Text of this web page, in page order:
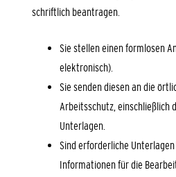
schriftlich beantragen.
Sie stellen einen formlosen
elektronisch).
Sie senden diesen an die
Arbeitsschutz, einschließlich
Unterlagen.
Sind erforderliche
Informationen für die